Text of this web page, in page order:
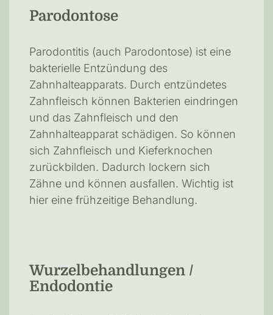
Parodontose
Parodontitis (auch Parodontose) ist eine
bakterielle Entzündung des
Zahnhalteapparats. Durch entzündetes
Zahnfleisch können Bakterien eindringen
und das Zahnfleisch und den
Zahnhalteapparat schädigen. So können
sich Zahnfleisch und Kieferknochen
zurückbilden. Dadurch lockern sich
Zähne und können ausfallen. Wichtig ist
hier eine frühzeitige Behandlung.
Wurzelbehandlungen /
Endodontie